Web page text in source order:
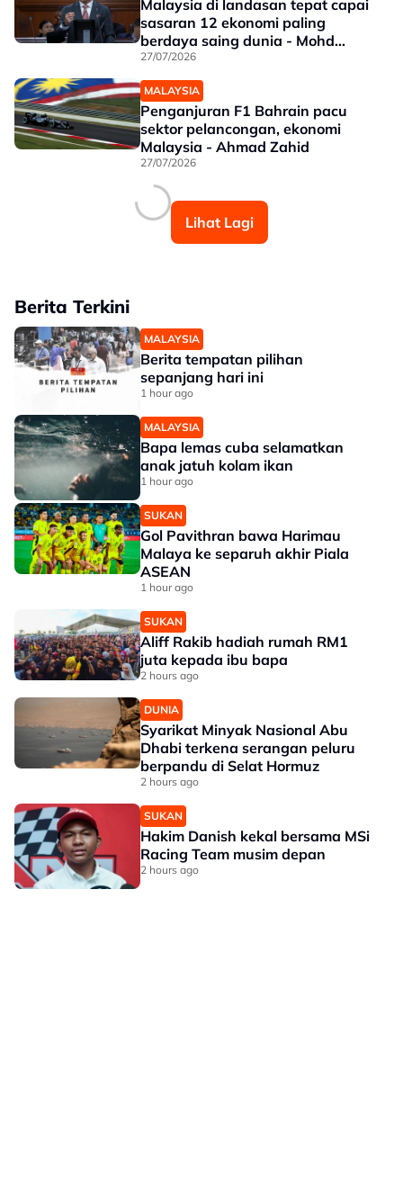
Malaysia di landasan tepat capai
sasaran 12 ekonomi paling
berdaya saing dunia - Mohd
Shahar
27/07/2026
MALAYSIA
Penganjuran F1 Bahrain pacu
sektor pelancongan, ekonomi
Malaysia - Ahmad Zahid
27/07/2026
Lihat Lagi
Berita Terkini
MALAYSIA
Berita tempatan pilihan
sepanjang hari ini
1 hour ago
MALAYSIA
Bapa lemas cuba selamatkan
anak jatuh kolam ikan
1 hour ago
SUKAN
Gol Pavithran bawa Harimau
Malaya ke separuh akhir Piala
ASEAN
1 hour ago
SUKAN
Aliff Rakib hadiah rumah RM1
juta kepada ibu bapa
2 hours ago
DUNIA
Syarikat Minyak Nasional Abu
Dhabi terkena serangan peluru
berpandu di Selat Hormuz
2 hours ago
SUKAN
Hakim Danish kekal bersama MSi
Racing Team musim depan
2 hours ago